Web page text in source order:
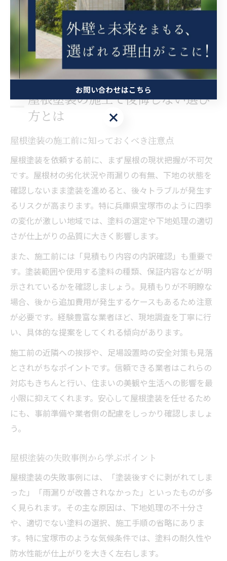
最終的には、複数社で見積もりや相談を行い、納得でき
る説明や提案が得られるかどうかを重視しましょう。自
分の住まいに最適な業者選びが、満足度の高いリフォー
ムにつながります。
屋根塗装の施工で後悔しない選び
方とは
屋根塗装の施工前に知っておくべき注意点
屋根塗装を依頼する前に、まず屋根の現状把握が不可欠
です。屋根材の劣化状況や雨漏りの有無、下地の状態を
確認しないまま塗装を進めると、後々トラブルが発生す
るリスクが高まります。特に兵庫県宝塚市のように四季
の変化が激しい地域では、塗料の選定や下地処理の適切
さが仕上がりの品質に大きく影響します。
また、施工前には「見積もり内容の内訳確認」も重要で
す。塗装範囲や使用する塗料の種類、保証内容などが明
示されているかを確認しましょう。見積もりが不明瞭な
場合、後から追加費用が発生するケースもあるため注意
が必要です。経験豊富な業者ほど、現地調査を丁寧に行
い、具体的な提案をしてくれる傾向があります。
施工前の近隣への挨拶や、足場設置時の安全対策も見落
とされがちなポイントです。信頼できる業者はこれらの
対応もきちんと行い、住まいの美観や生活への影響を最
小限に抑えてくれます。安心して屋根塗装を任せるため
にも、事前準備や業者側の配慮をしっかり確認しましょ
う。
屋根塗装の失敗事例から学ぶポイント
屋根塗装の失敗事例には、「塗装後すぐに剥がれてしま
った」「雨漏りが改善されなかった」といったものが多
く見られます。その主な原因は、下地処理の不十分さ
や、適切でない塗料の選択、施工手順の省略にありま
す。特に宝塚市のような気候条件では、塗料の耐久性や
防水性能が仕上がりを大きく左右します。
お問い合わせはこちら
お問い合わせはこちら